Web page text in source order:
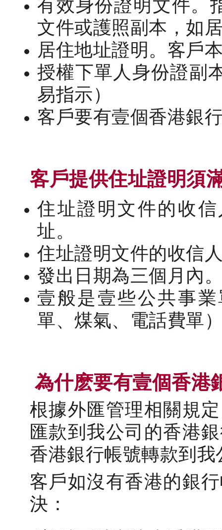
有效身份證明文件。
文件或護照副本，如
居住地址證明。客戶
授權下單人身份證副
易指示）
客戶要有壹個香港銀
客戶提供住址證明須
住址證明文件的收
址。
住址證明文件的收信
發出日期為三個月內
壹般是壹些公共事
單、煤氣、電話費單
為什麽要有壹個香港
根據外匯管理相關規
匯款到我公司的香港
香港銀行帳號轉款到
客戶如沒有香港的銀
決：